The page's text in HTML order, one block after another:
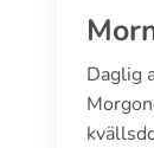
Daglig